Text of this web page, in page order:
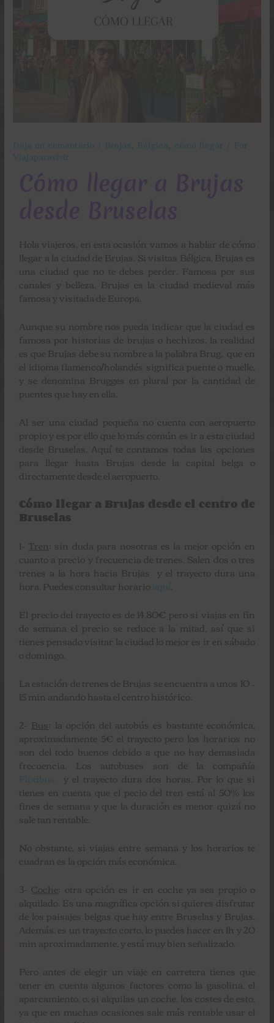
Hola viajeros, en esta ocasión vamos a hablar de cómo
llegar a la ciudad de Brujas. Si visitas Bélgica, Brujas es
una ciudad que no te debes perder. Famosa por sus
canales y belleza, Brujas es la ciudad medieval más
famosa y visitada de Europa.
Aunque su nombre nos pueda indicar que la ciudad es
famosa por historias de brujas o hechizos, la realidad
es que Brujas debe su nombre a la palabra Brug, que en
el idioma flamenco/holandés significa puente o muelle,
y se denomina Brugges en plural por la cantidad de
puentes que hay en ella.
Al ser una ciudad pequeña no cuenta con aeropuerto
propio y es por ello que lo más común es ir a esta ciudad
desde Bruselas. Aquí te contamos todas las opciones
para llegar hasta Brujas desde la capital belga o
directamente desde el aeropuerto.
Cómo llegar a Brujas desde el centro de
Bruselas
1- Tren: sin duda para nosotras es la mejor opción en
cuanto a precio y frecuencia de trenes. Salen dos o tres
trenes a la hora hacia Brujas y el trayecto dura una
hora. Puedes consultar horario
El precio del trayecto es de 14,80€ pero si viajas en fin
de semana el precio se reduce a la mitad, así que si
tienes pensado visitar la ciudad lo mejor es ir en sábado
o domingo.
La estación de trenes de Brujas se encuentra a unos 10 –
15 min andando hasta el centro histórico.
2- Bus: la opción del autobús es bastante económica,
aproximadamente 5€ el trayecto pero los horarios no
son del todo buenos debido a que no hay demasiada
frecuencia. Los autobuses son de la compañía
y el trayecto dura dos horas. Por lo que si
tienes en cuenta que el pecio del tren está al 50% los
fines de semana y que la duración es menor quizá no
sale tan rentable.
No obstante, si viajas entre semana y los horarios te
cuadran es la opción más económica.
3- Coche: otra opción es ir en coche ya sea propio o
alquilado. Es una magnífica opción si quieres disfrutar
de los paisajes belgas que hay entre Bruselas y Brujas.
Además, es un trayecto corto, lo puedes hacer en 1h y 20
min aproximadamente, y está muy bien señalizado.
Pero antes de elegir un viaje en carretera tienes que
tener en cuenta algunos factores como la gasolina, el
aparcamiento, o, si alquilas un coche, los costes de esto,
ya que en muchas ocasiones sale más rentable usar el